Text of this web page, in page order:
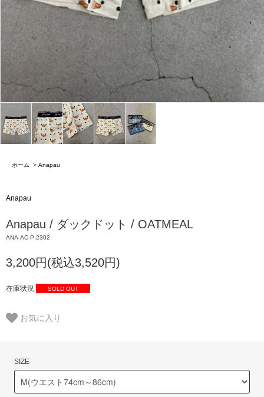
ホーム > Anapau
Anapau
Anapau / ダックドット / OATMEAL
ANA-AC-P-2302
3,200円(税込3,520円)
在庫状況 SOLD OUT
お気に入り
SIZE